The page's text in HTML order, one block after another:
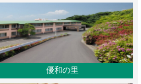
優和の里